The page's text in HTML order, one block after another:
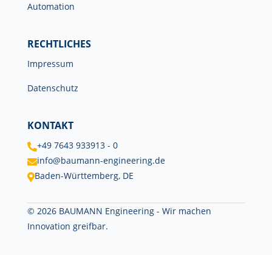
Automation
RECHTLICHES
Impressum
Datenschutz
KONTAKT
+49 7643 933913 - 0
info@baumann-engineering.de
Baden-Württemberg, DE
© 2026 BAUMANN Engineering - Wir machen
Innovation greifbar.